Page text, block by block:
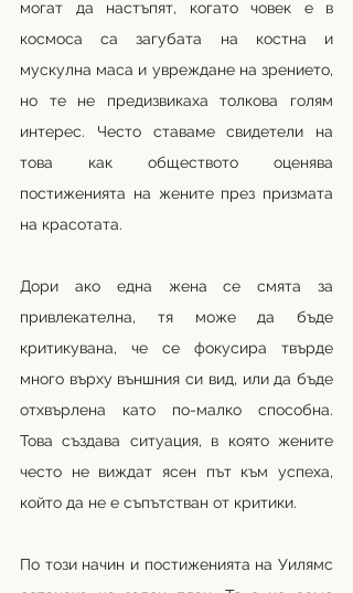
могат да настъпят, когато човек е в
космоса са загубата на костна и
мускулна маса и увреждане на зрението,
но те не предизвикаха толкова голям
интерес. Често ставаме свидетели на
това как обществото оценява
постиженията на жените през призмата
на красотата.
Дори ако една жена се смята за
привлекателна, тя може да бъде
критикувана, че се фокусира твърде
много върху външния си вид, или да бъде
отхвърлена като по-малко способна.
Това създава ситуация, в която жените
често не виждат ясен път към успеха,
който да не е съпътстван от критики.
По този начин и постиженията на Уилямс